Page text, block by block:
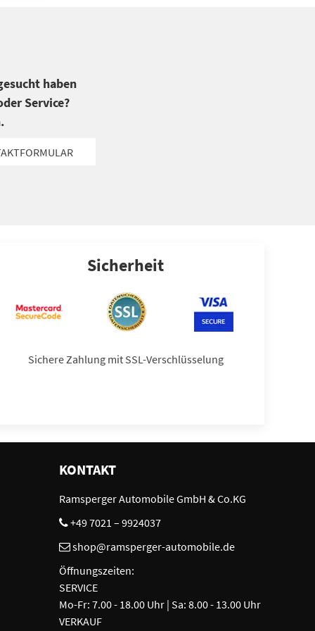
haben
Service?
Sicherheit
Sichere Zahlung mit SSL-Verschlüsselung
KONTAKT
Ramsperger Automobile GmbH & Co.KG
+49 7021 – 9924037
shop@ramsperger-automobile.de
Öffnungszeiten:
SERVICE
Mo-Fr: 7.00 - 18.00 Uhr | Sa: 8.00 - 13.00 Uhr
VERKAUF